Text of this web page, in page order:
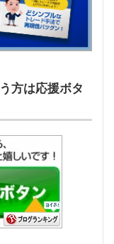
方は応援ボタ